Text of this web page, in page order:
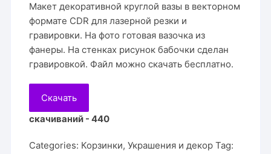
Макет декоративной круглой вазы в векторном
формате CDR для лазерной резки и
гравировки. На фото готовая вазочка из
фанеры. На стенках рисунок бабочки сделан
гравировкой. Файл можно скачать бесплатно.
Скачать
скачиваний - 440
Categories: Корзинки,Украшения и декор Tag: